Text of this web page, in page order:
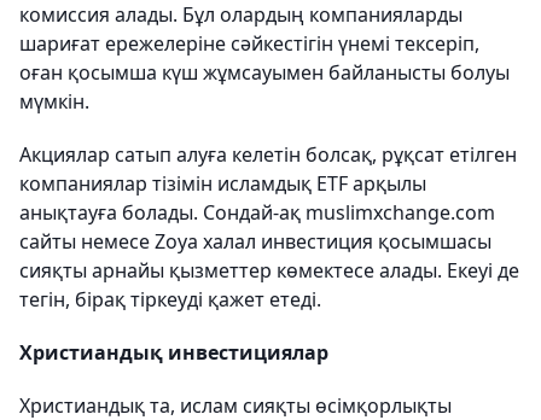
комиссия алады. Бұл олардың компанияларды
шариғат ережелеріне сәйкестігін үнемі тексеріп,
оған қосымша күш жұмсауымен байланысты болуы
мүмкін.
Акциялар сатып алуға келетін болсақ, рұқсат етілген
компаниялар тізімін исламдық ETF арқылы
анықтауға болады. Сондай-ақ muslimxchange.com
сайты немесе Zoya халал инвестиция қосымшасы
сияқты арнайы қызметтер көмектесе алады. Екеуі де
тегін, бірақ тіркеуді қажет етеді.
Христиандық инвестициялар
Христиандық та, ислам сияқты өсімқорлықты